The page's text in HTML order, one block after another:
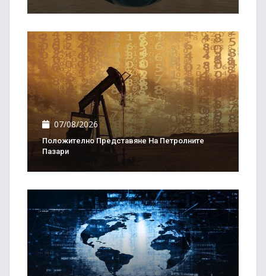
07/08/2026
Положително Представяне На Петролните
Пазари